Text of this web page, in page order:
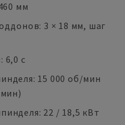
мм
3 × 18 мм, шаг
6,0 с
15 000 об/мин
22 / 18,5 кВт